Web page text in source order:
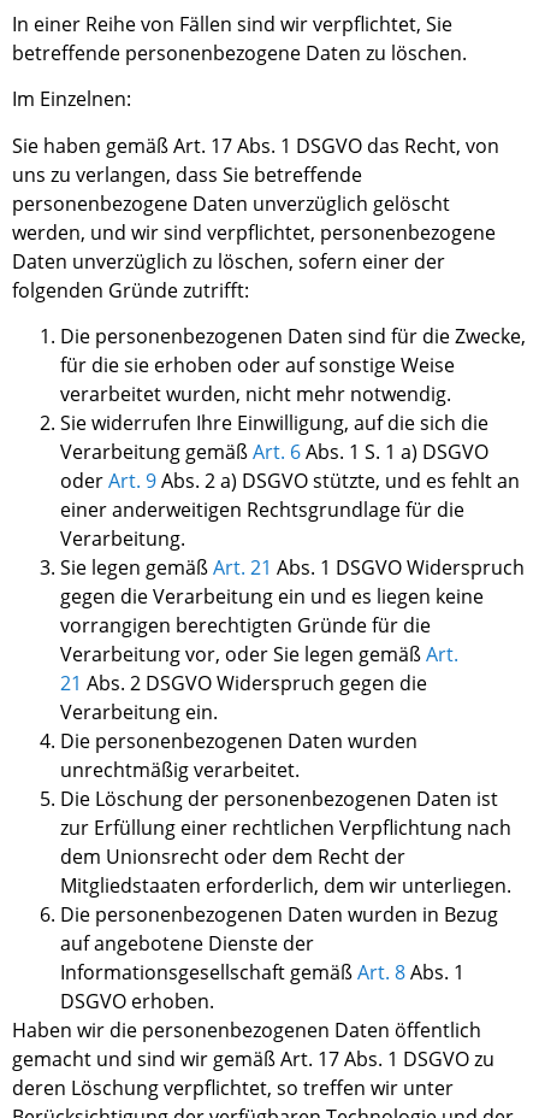
In einer Reihe von Fällen sind wir verpflichtet, Sie
betreffende personenbezogene Daten zu löschen.
Im Einzelnen:
Sie haben gemäß Art. 17 Abs. 1 DSGVO das Recht, von
uns zu verlangen, dass Sie betreffende
personenbezogene Daten unverzüglich gelöscht
werden, und wir sind verpflichtet, personenbezogene
Daten unverzüglich zu löschen, sofern einer der
folgenden Gründe zutrifft:
Die personenbezogenen Daten sind für die Zwecke,
für die sie erhoben oder auf sonstige Weise
verarbeitet wurden, nicht mehr notwendig.
Sie widerrufen Ihre Einwilligung, auf die sich die
Verarbeitung gemäßArt. 6Abs. 1 S. 1 a) DSGVO
oderArt. 9Abs. 2 a) DSGVO stützte, und es fehlt an
einer anderweitigen Rechtsgrundlage für die
Verarbeitung.
Sie legen gemäßArt. 21 Abs. 1 DSGVO Widerspruch
gegen die Verarbeitung ein und es liegen keine
vorrangigen berechtigten Gründe für die
Verarbeitung vor, oder Sie legen gemäßArt.
21 Abs. 2 DSGVO Widerspruch gegen die
Verarbeitung ein.
Die personenbezogenen Daten wurden
unrechtmäßig verarbeitet.
Die Löschung der personenbezogenen Daten ist
zur Erfüllung einer rechtlichen Verpflichtung nach
dem Unionsrecht oder dem Recht der
Mitgliedstaaten erforderlich, dem wir unterliegen.
Die personenbezogenen Daten wurden in Bezug
auf angebotene Dienste der
Informationsgesellschaft gemäßArt. 8Abs. 1
DSGVO erhoben.
Haben wir die personenbezogenen Daten öffentlich
gemacht und sind wir gemäßArt. 17 Abs. 1 DSGVOzu
deren Löschung verpflichtet, so treffen wir unter